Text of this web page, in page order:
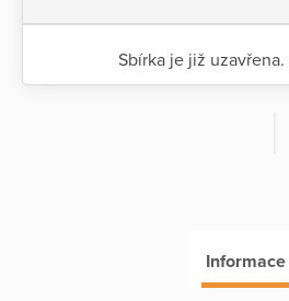
Sbírka je již
Informace